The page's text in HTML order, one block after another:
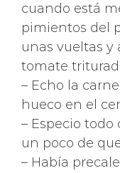
cuando está
pimientos del
unas vueltas y
tomate
– Echo la
hueco en el
– Especio
un poco de
– Había